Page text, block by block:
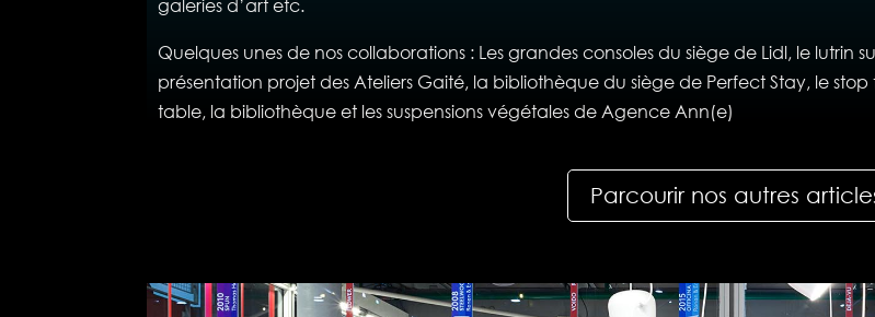
galeries d’art etc.
Quelques unes de nos collaborations : Les grandes consoles du siège de Lidl, le lutrin
présentation projet des Ateliers Gaité, la bibliothèque du siège de Perfect Stay, le
table, la bibliothèque et les suspensions végétales de Agence Ann(e)
Parcourir nos autres